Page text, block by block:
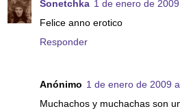
Sonetchka 1 de enero de
Felice anno erotico
Responder
Anónimo 1 de enero de 2009
Muchachos y muchachas son